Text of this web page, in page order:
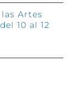
Artes
10 al 12